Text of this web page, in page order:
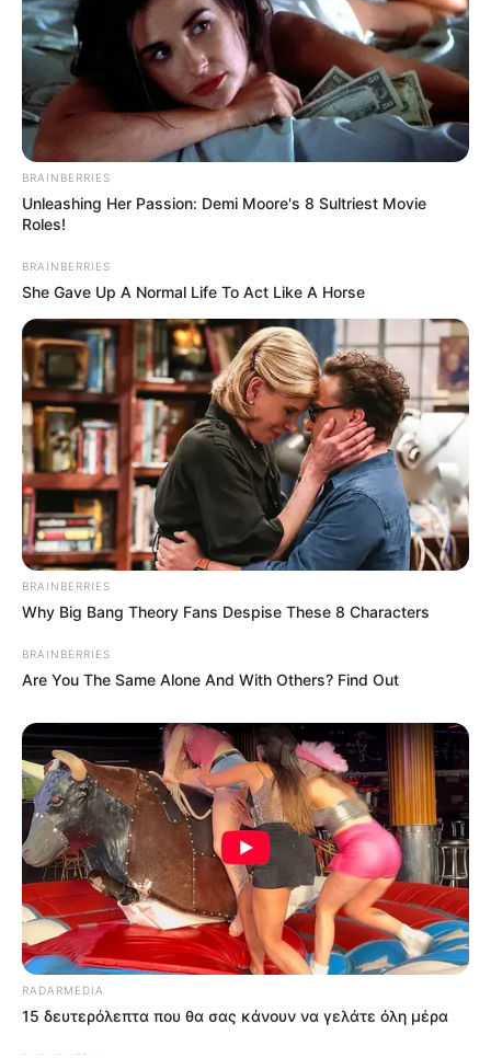
ΤΑΥΤΟΤΗΤΑ ΚΑΙ ΕΠΙΚΟΙΝΩΝΙΑ ΟΡΟΙ ΧΡΗΣΗΣ
© 2025 EVIANEWS του Γιώργου Κουτσελίνη
BRAINBERRIES
Unleashing Her Passion: Demi Moore's 8 Sultriest Movie
Roles!
BRAINBERRIES
She Gave Up A Normal Life To Act Like A Horse
BRAINBERRIES
Why Big Bang Theory Fans Despise These 8 Characters
BRAINBERRIES
Are You The Same Alone And With Others? Find Out
RADARMEDIA
15 δευτερόλεπτα που θα σας κάνουν να γελάτε όλη μέρα